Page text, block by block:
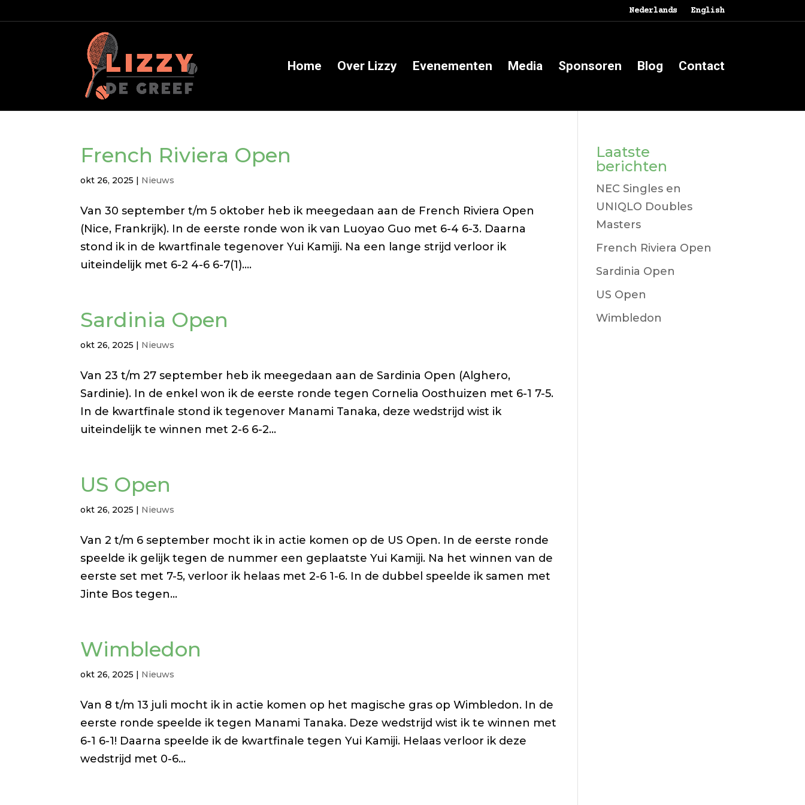
Nederlands English
Home Over Lizzy Evenementen Media Sponsoren Blog Contact
French Riviera Open
okt 26, 2025 | Nieuws
Van 30 september t/m 5 oktober heb ik meegedaan aan de French Riviera Open
(Nice, Frankrijk). In de eerste ronde won ik van Luoyao Guo met 6-4 6-3. Daarna
stond ik in de kwartfinale tegenover Yui Kamiji. Na een lange strijd verloor ik
uiteindelijk met 6-2 4-6 6-7(1)....
Sardinia Open
okt 26, 2025 | Nieuws
Van 23 t/m 27 september heb ik meegedaan aan de Sardinia Open (Alghero,
Sardinie). In de enkel won ik de eerste ronde tegen Cornelia Oosthuizen met 6-1 7-5.
In de kwartfinale stond ik tegenover Manami Tanaka, deze wedstrijd wist ik
uiteindelijk te winnen met 2-6 6-2...
US Open
okt 26, 2025 | Nieuws
Van 2 t/m 6 september mocht ik in actie komen op de US Open. In de eerste ronde
speelde ik gelijk tegen de nummer een geplaatste Yui Kamiji. Na het winnen van de
eerste set met 7-5, verloor ik helaas met 2-6 1-6. In de dubbel speelde ik samen met
Jinte Bos tegen...
Wimbledon
okt 26, 2025 | Nieuws
Van 8 t/m 13 juli mocht ik in actie komen op het magische gras op Wimbledon. In de
eerste ronde speelde ik tegen Manami Tanaka. Deze wedstrijd wist ik te winnen met
6-1 6-1! Daarna speelde ik de kwartfinale tegen Yui Kamiji. Helaas verloor ik deze
wedstrijd met 0-6...
Laatste
berichten
NEC Singles en
UNIQLO Doubles
Masters
French Riviera Open
Sardinia Open
US Open
Wimbledon